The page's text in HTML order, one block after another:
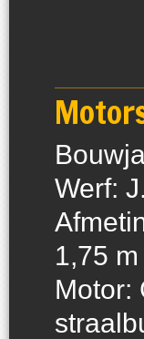
Werf:
1,75 m
Motor: